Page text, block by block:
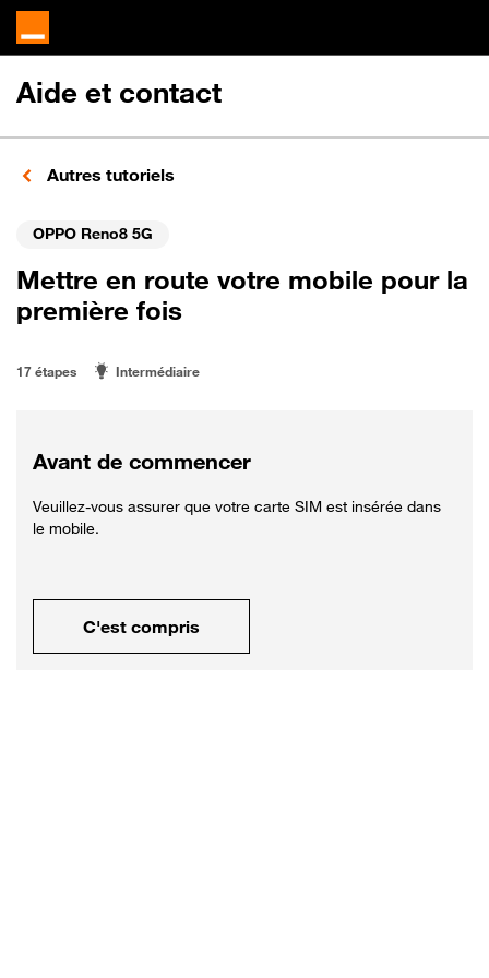
Aide et contact
Autres tutoriels
OPPO Reno8 5G
Mettre en route votre mobile pour la
première fois
17 étapes Intermédiaire
Avant de commencer
Veuillez-vous assurer que votre carte SIM est insérée dans
le mobile.
C'est compris